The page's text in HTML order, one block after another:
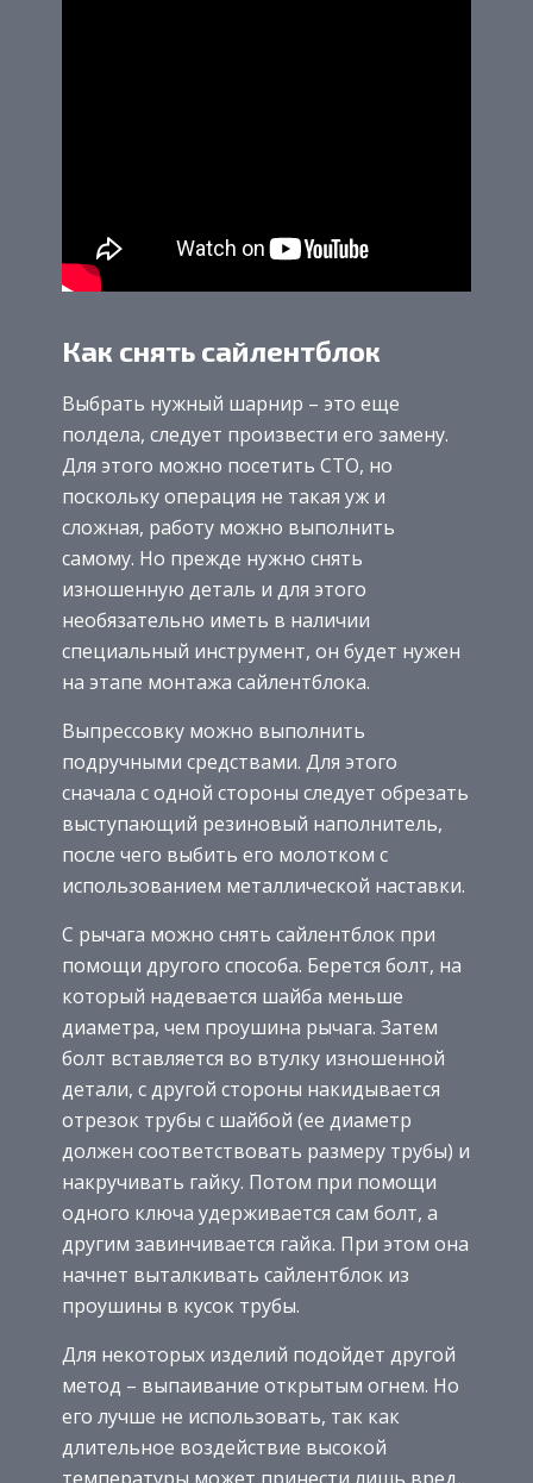
Как снять сайлентблок
Выбрать нужный шарнир – это еще
полдела, следует произвести его замену.
Для этого можно посетить СТО, но
поскольку операция не такая уж и
сложная, работу можно выполнить
самому. Но прежде нужно снять
изношенную деталь и для этого
необязательно иметь в наличии
специальный инструмент, он будет нужен
на этапе монтажа сайлентблока.
Выпрессовку можно выполнить
подручными средствами. Для этого
сначала с одной стороны следует обрезать
выступающий резиновый наполнитель,
после чего выбить его молотком с
использованием металлической наставки.
С рычага можно снять сайлентблок при
помощи другого способа. Берется болт, на
который надевается шайба меньше
диаметра, чем проушина рычага. Затем
болт вставляется во втулку изношенной
детали, с другой стороны накидывается
отрезок трубы с шайбой (ее диаметр
должен соответствовать размеру трубы) и
накручивать гайку. Потом при помощи
одного ключа удерживается сам болт, а
другим завинчивается гайка. При этом она
начнет выталкивать сайлентблок из
проушины в кусок трубы.
Для некоторых изделий подойдет другой
метод – выпаивание открытым огнем. Но
его лучше не использовать, так как
длительное воздействие высокой